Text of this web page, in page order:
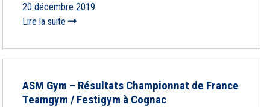
20 décembre 2019
Lire la suite
ASM Gym – Résultats Championnat de France
Teamgym / Festigym à Cognac